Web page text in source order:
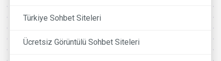
Türkiye Sohbet Siteleri
Ücretsiz Görüntülü Sohbet Siteleri